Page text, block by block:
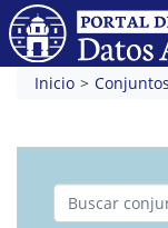
Inicio